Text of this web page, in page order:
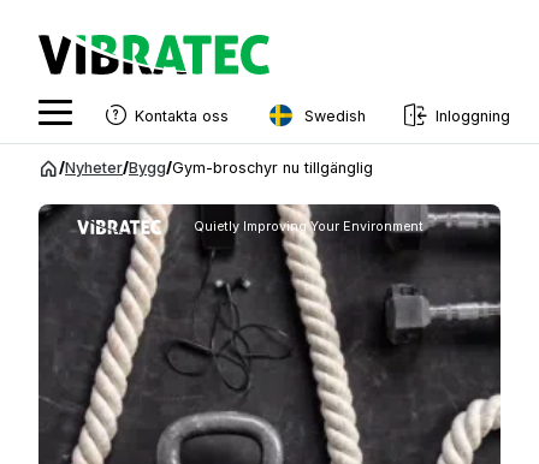
Hoppa
innehåll
Kontakta oss Swedish
English
Swedish
Norwegian
French
Estonian
Finnish
Danish
Inloggning
/Nyheter/Bygg/Gym-broschyr nu tillgänglig
Quietly Improving Your Environment